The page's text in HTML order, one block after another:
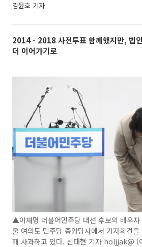
김윤호 기자
2014ㆍ2018 사전투표 함께했지만, 법
더 이어가기로
▲이재명 더불어민주당 대선 후보의 배우
울 여의도 민주당 중앙당사에서 기자회견
해 사과하고 있다. 신태현 기자 holjjak@ (